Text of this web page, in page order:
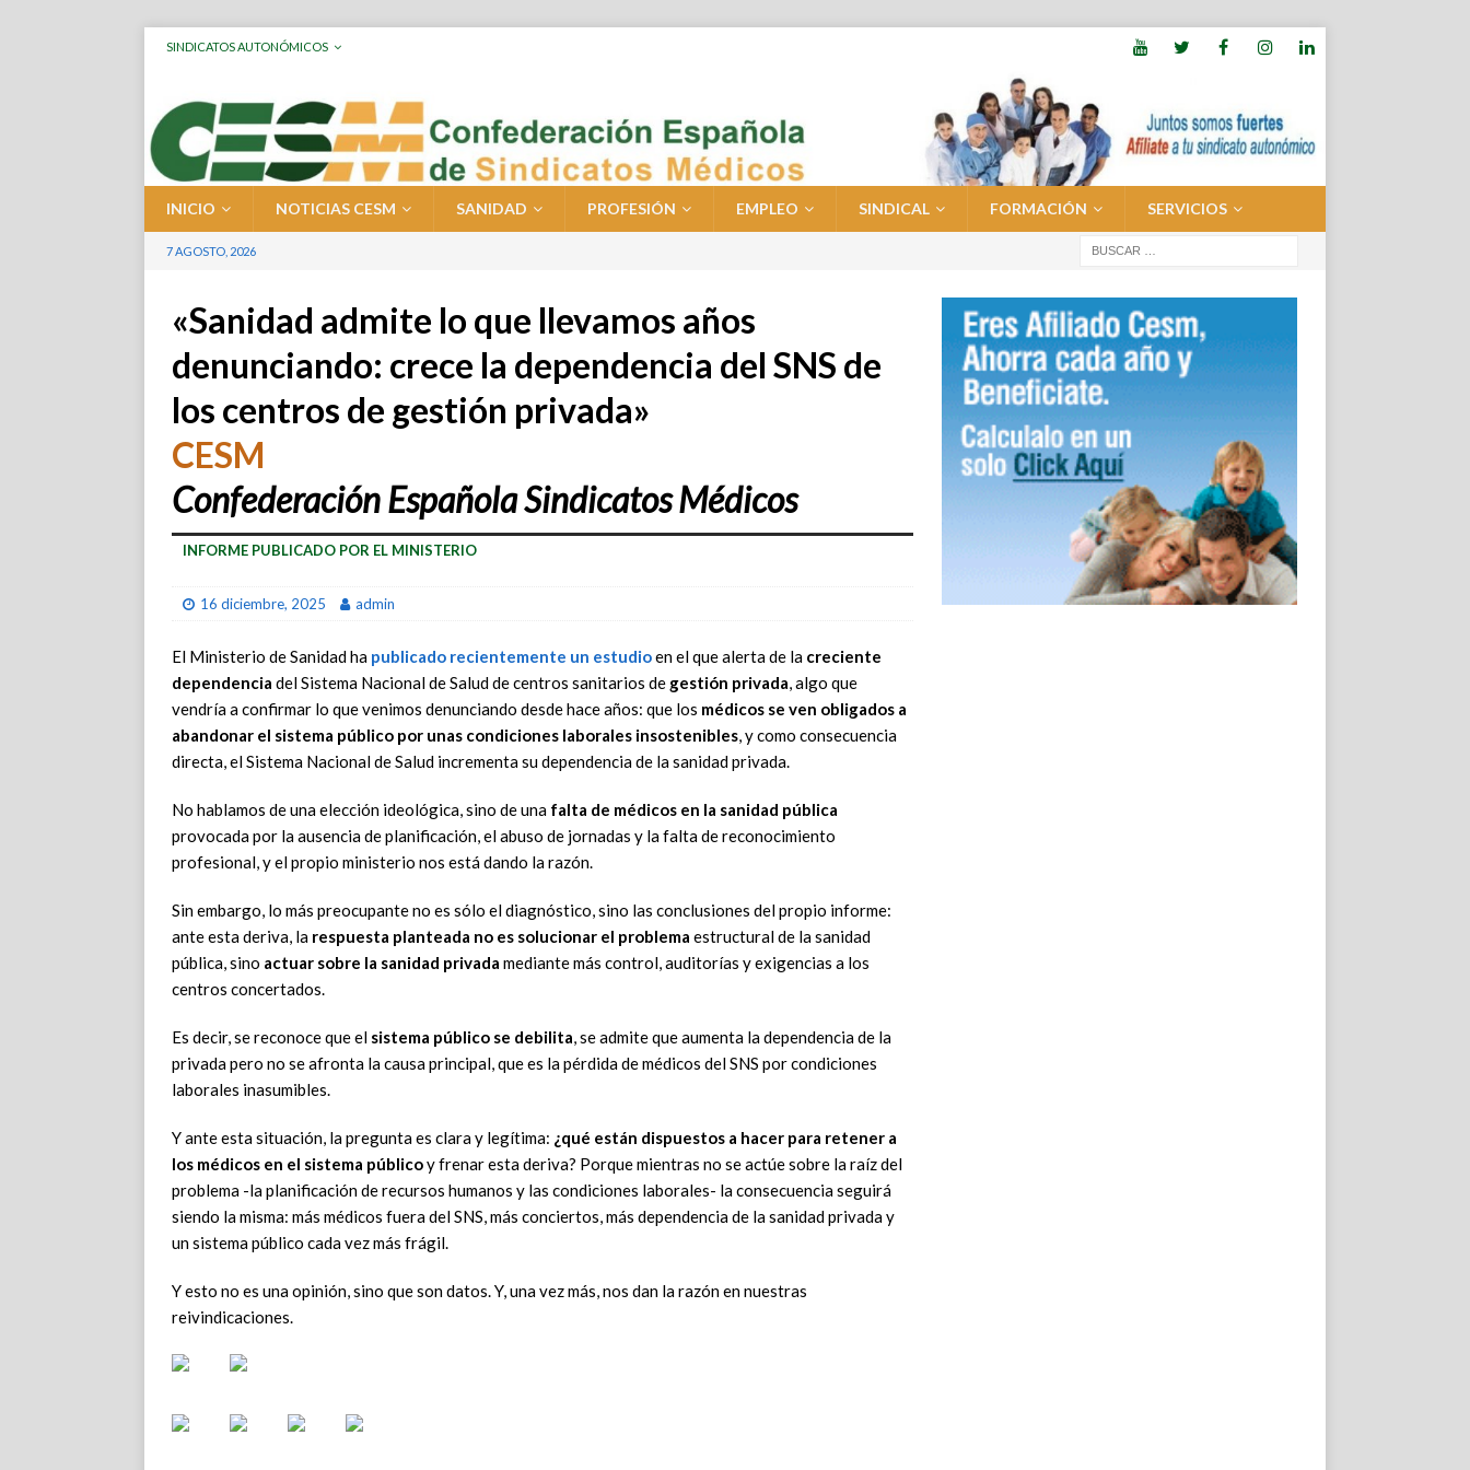
SINDICATOS AUTONÓMICOS
INICIO NOTICIAS CESM SANIDAD PROFESIÓN EMPLEO SINDICAL FORMACIÓN SERVICIOS
7 AGOSTO, 2026
«Sanidad admite lo que llevamos años
denunciando: crece la dependencia del SNS de
los centros de gestión privada»
CESM
Confederación Española Sindicatos Médicos
INFORME PUBLICADO POR EL MINISTERIO
16 diciembre, 2025 admin
El Ministerio de Sanidad ha publicado recientemente un estudioen el que alerta de la creciente
dependencia del Sistema Nacional de Salud de centros sanitarios de gestión privada, algo que
vendría a confirmar lo que venimos denunciando desde hace años: que los médicos se ven obligados a
abandonar el sistema público por unas condiciones laborales insostenibles, y como consecuencia
directa, el Sistema Nacional de Salud incrementa su dependencia de la sanidad privada.
No hablamos de una elección ideológica, sino de una falta de médicos en la sanidad pública
provocada por la ausencia de planificación, el abuso de jornadas y la falta de reconocimiento
profesional, y el propio ministerio nos está dando la razón.
Sin embargo, lo más preocupante no es sólo el diagnóstico, sino las conclusiones del propio informe:
ante esta deriva, la respuesta planteada no es solucionar el problema estructural de la sanidad
pública, sino actuar sobre la sanidad privada mediante más control, auditorías y exigencias a los
centros concertados.
Es decir, se reconoce que el sistema público se debilita, se admite que aumenta la dependencia de la
privada pero no se afronta la causa principal, que es la pérdida de médicos del SNS por condiciones
laborales inasumibles.
Y ante esta situación, la pregunta es clara y legítima: ¿qué están dispuestos a hacer para retener a
los médicos en el sistema públicoy frenar esta deriva? Porque mientras no se actúe sobre la raíz del
problema -la planificación de recursos humanos y las condiciones laborales- la consecuencia seguirá
siendo la misma: más médicos fuera del SNS, más conciertos, más dependencia de la sanidad privada y
un sistema público cada vez más frágil.
Y esto no es una opinión, sino que son datos. Y, una vez más, nos dan la razón en nuestras
reivindicaciones.